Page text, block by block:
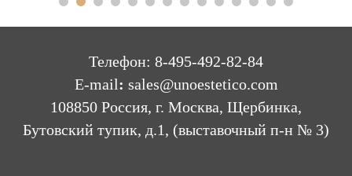
Телефон: 8-495-492-82-84
E-mail: sales@unoestetico.com
108850 Россия, г. Москва, Щербинка,
Бутовский тупик, д.1, (выставочный п-н № 3)